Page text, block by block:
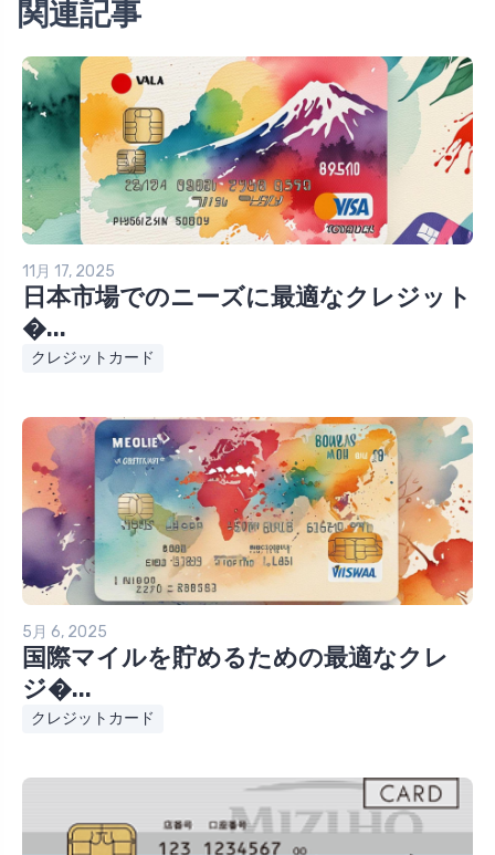
関連記事
11月 17, 2025
日本市場でのニーズに最適なクレジット
�...
クレジットカード
5月 6, 2025
国際マイルを貯めるための最適なクレ
ジ�...
クレジットカード